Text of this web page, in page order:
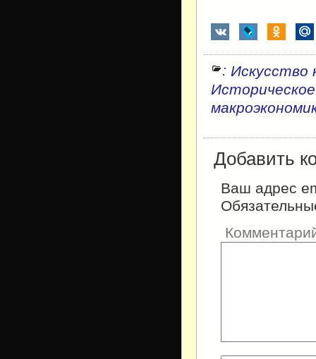
: Искусство
Добавить
Ваш адрес